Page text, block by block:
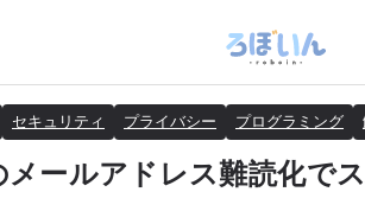
セキュリティ プライバシー プログラミング
ールアドレス難読化で